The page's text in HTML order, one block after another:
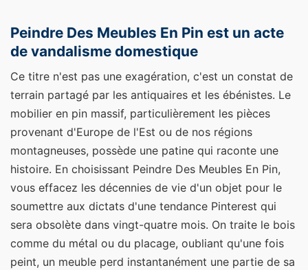
Peindre Des Meubles En Pin est un acte
de vandalisme domestique
Ce titre n'est pas une exagération, c'est un constat de
terrain partagé par les antiquaires et les ébénistes. Le
mobilier en pin massif, particulièrement les pièces
provenant d'Europe de l'Est ou de nos régions
montagneuses, possède une patine qui raconte une
histoire. En choisissant Peindre Des Meubles En Pin,
vous effacez les décennies de vie d'un objet pour le
soumettre aux dictats d'une tendance Pinterest qui
sera obsolète dans vingt-quatre mois. On traite le bois
comme du métal ou du placage, oubliant qu'une fois
peint, un meuble perd instantanément une partie de sa